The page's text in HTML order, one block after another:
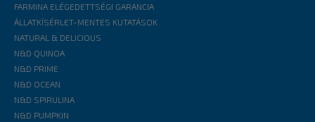
FARMINA ELÉGEDETTSÉGI GARANCIA
ÁLLATKÍSÉRLET-MENTES KUTATÁSOK
NATURAL & DELICIOUS
N&D QUINOA
N&D PRIME
N&D OCEAN
N&D SPIRULINA
N&D PUMPKIN